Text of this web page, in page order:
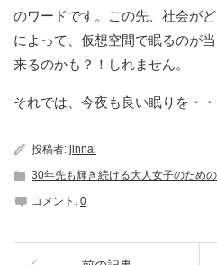
のワードです。この先、社会が
によって、仮想空間で眠るのが
来るのかも？！しれません。
それでは、今夜も良い眠りを・
投稿者: jinnai
30年先も輝き続ける大人女子のため
コメント: 0